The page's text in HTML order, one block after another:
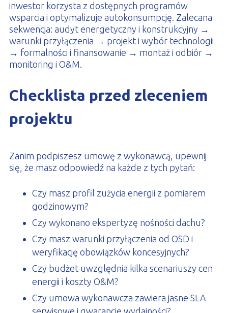
inwestor korzysta z dostępnych programów
wsparcia i optymalizuje autokonsumpcję. Zalecana
sekwencja: audyt energetyczny i konstrukcyjny →
warunki przyłączenia → projekt i wybór technologii
→ formalności i finansowanie → montaż i odbiór →
monitoring i O&M.
Checklista przed zleceniem
projektu
Zanim podpiszesz umowę z wykonawcą, upewnij
się, że masz odpowiedź na każde z tych pytań:
Czy masz profil zużycia energii z pomiarem
godzinowym?
Czy wykonano ekspertyzę nośności dachu?
Czy masz warunki przyłączenia od OSD i
weryfikację obowiązków koncesyjnych?
Czy budżet uwzględnia kilka scenariuszy cen
energii i koszty O&M?
Czy umowa wykonawcza zawiera jasne SLA